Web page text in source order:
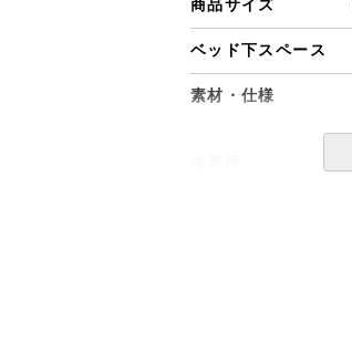
商品サイズ
ベッド下スペース
素材・仕様